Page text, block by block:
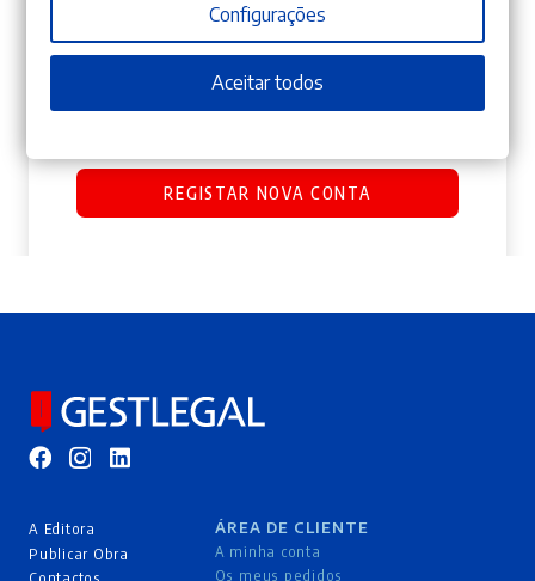
enviada para o seu endereço de email.
Os seus dados pessoais serão utilizados para
melhorar a sua experiência por toda a loja, para gerir
REGISTAR NOVA CONTA
A Editora
Publicar Obra
Contactos
ÁREA DE CLIENTE
A minha conta
Os meus pedidos
Configurações
Aceitar todos